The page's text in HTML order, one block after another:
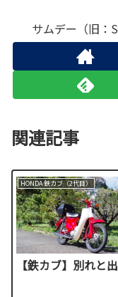
サムデー（旧：
関連記事
HONDA 鉄カブ（2代目）
【鉄カブ】別れと